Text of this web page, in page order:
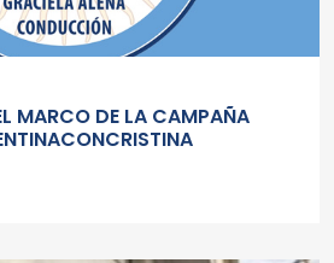
MARCO DE LA CAMPAÑA